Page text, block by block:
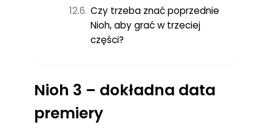
Czy trzeba znać poprzednie
Nioh, aby grać w trzeciej
części?
Nioh 3 – dokładna data
premiery